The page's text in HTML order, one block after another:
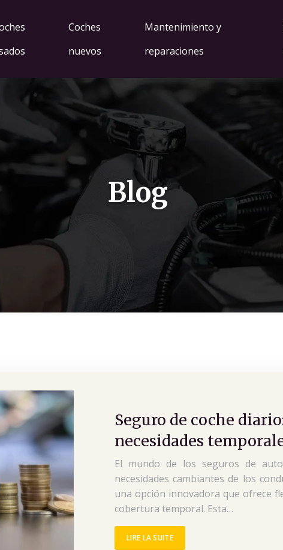
Coches
nuevos
Mantenimiento y
reparaciones
Blog
Seguro de coche
necesidades
El mundo de los seguros de
necesidades cambiantes de los
una opción innovadora que ofrece
cobertura temporal. Esta…
LIRE LA SUITE